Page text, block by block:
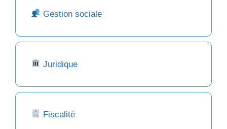
Gestion sociale
Juridique
Fiscalité